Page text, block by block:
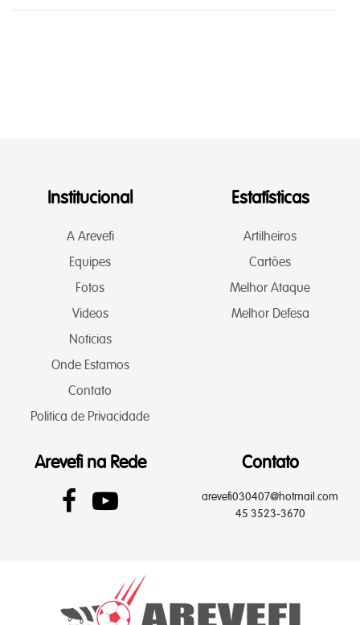
Institucional
A Arevefi
Equipes
Fotos
Videos
Noticias
Onde Estamos
Contato
Politica de Privacidade
Estatísticas
Artilheiros
Cartões
Melhor Ataque
Melhor Defesa
Arevefi na Rede Contato
arevefi030407@hotmail.com
45 3523-3670